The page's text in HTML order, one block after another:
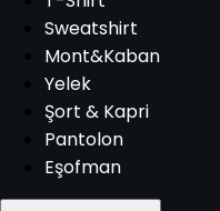
Sweatshirt
Mont&Kaban
Yelek
Şort & Kapri
Pantolon
Eşofman